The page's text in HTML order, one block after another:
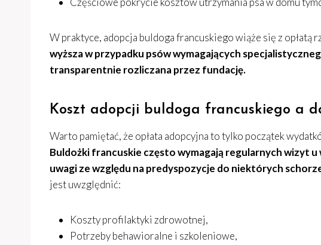
W praktyce, adopcja buldoga francuskiego wiąże się z opłatą
wyższa w przypadku psów wymagających
transparentnie rozliczana przez fundację.
Koszt adopcji buldoga francuskiego a
Warto pamiętać, że opłata adopcyjna to tylko początek
Buldożki francuskie często wymagają regularnych wizyt
uwagi ze względu na predyspozycje do niektórych
jest uwzględnić:
Koszty profilaktyki zdrowotnej,
Potrzeby behawioralne i szkoleniowe,